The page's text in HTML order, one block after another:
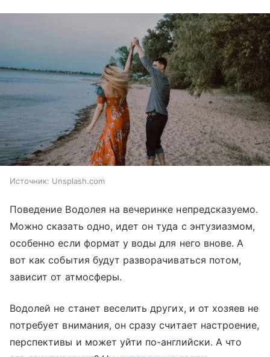
Источник: Unsplash.com
Поведение Водолея на вечеринке непредсказуемо.
Можно сказать одно, идет он туда с энтузиазмом,
особенно если формат у воды для него внове. А
вот как события будут разворачиваться потом,
зависит от атмосферы.
Водолей не станет веселить других, и от хозяев не
потребует внимания, он сразу считает настроение,
перспективы и может уйти по-английски. А что